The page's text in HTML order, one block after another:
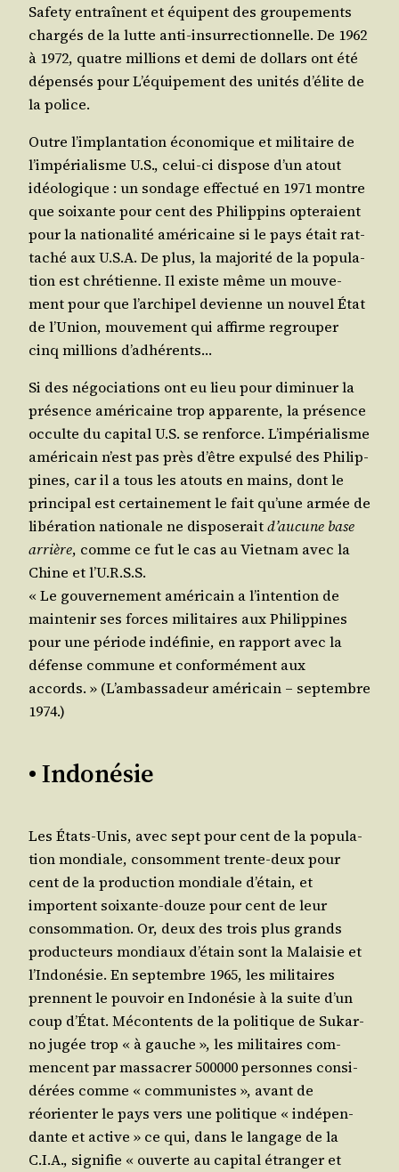
Safe­ty entraînent et équipent des grou­pe­ments
char­gés de la lutte anti-insur­rec­tion­nelle. De 1962
à 1972, quatre mil­lions et demi de dol­lars ont été
dépen­sés pour L’équipement des uni­tés d’élite de
la police.
Outre l’implantation éco­no­mique et mili­taire de
l’impérialisme U.S., celui-ci dis­pose d’un atout
idéo­lo­gique : un son­dage effec­tué en 1971 montre
que soixante pour cent des Phi­lip­pins opte­raient
pour la natio­na­li­té amé­ri­caine si le pays était rat­
ta­ché aux U.S.A. De plus, la majo­ri­té de la popu­la­
tion est chré­tienne. Il existe même un mou­ve­
ment pour que l’archipel devienne un nou­vel État
de l’Union, mou­ve­ment qui affirme regrou­per
cinq mil­lions d’adhérents…
Si des négo­cia­tions ont eu lieu pour dimi­nuer la
pré­sence amé­ri­caine trop appa­rente, la pré­sence
occulte du capi­tal U.S. se ren­force. L’impérialisme
amé­ri­cain n’est pas près d’être expul­sé des Phi­lip­
pines, car il a tous les atouts en mains, dont le
prin­ci­pal est cer­tai­ne­ment le fait qu’une armée de
libé­ra­tion natio­nale ne dis­po­se­raitd’aucune base
arrière, comme ce fut le cas au Viet­nam avec la
Chine et l’U.R.S.S.
« Le gou­ver­ne­ment amé­ri­cain a l’intention de
main­te­nir ses forces mili­taires aux Phi­lip­pines
pour une période indé­fi­nie, en rap­port avec la
défense com­mune et confor­mé­ment aux
accords. » (L’ambassadeur amé­ri­cain – sep­tembre
1974.)
• Indonésie
Les États-Unis, avec sept pour cent de la popu­la­
tion mon­diale, consomment trente-deux pour
cent de la pro­duc­tion mon­diale d’étain, et
importent soixante-douze pour cent de leur
consom­ma­tion. Or, deux des trois plus grands
pro­duc­teurs mon­diaux d’étain sont la Malai­sie et
l’Indonésie. En sep­tembre 1965, les mili­taires
prennent le pou­voir en Indo­né­sie à la suite d’un
coup d’État. Mécon­tents de la poli­tique de Sukar­
no jugée trop « à gauche », les mili­taires com­
mencent par mas­sa­crer 500000 per­sonnes consi­
dé­rées comme « com­mu­nistes », avant de
réorien­ter le pays vers une poli­tique « indé­pen­
dante et active » ce qui, dans le lan­gage de la
C.I.A., signi­fie « ouverte au capi­tal étran­ger et